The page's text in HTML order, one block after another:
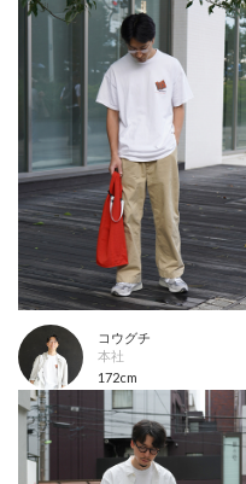
コウグチ
本社
172cm